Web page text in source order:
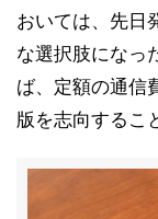
おいては、先日
な選択肢になっ
ば、定額の通信
版を志向するこ